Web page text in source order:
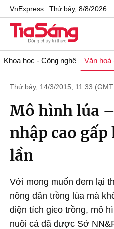
VnExpress Thứ bảy, 8/8/2026
Khoa học - Công nghệ Văn hoá
Thứ bảy, 14/3/2015, 11:33
Mô hình lúa
nhập cao gấp
lần
Với mong muốn đem lại
nông dân trồng lúa mà
diện tích gieo trồng, mô
nuôi cá đã được Sở